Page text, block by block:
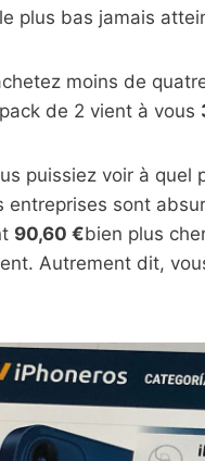
plus bas jamais
moins de
de 2 vient à vous
puissiez voir à
entreprises sont
90,60 €bien plus
Autrement dit,